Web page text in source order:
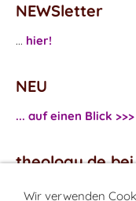
NEWSletter
... hier!
NEU
... auf einen Blick >>>
theology.de bei
...Facebook
Wir verwenden